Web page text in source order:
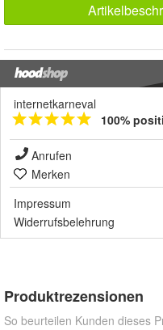
internetkarneval
100%
Anrufen
Merken
Impressum
Widerrufsbelehrung
Produktrezensionen
So beurteilen Kunden dieses